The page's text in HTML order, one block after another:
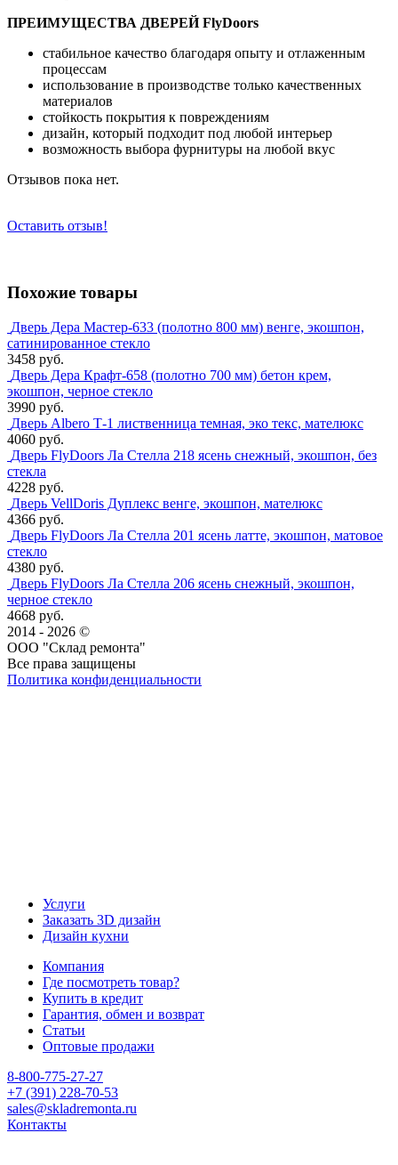
ПРЕИМУЩЕСТВА ДВЕРЕЙ FlyDoors
стабильное качество благодаря опыту и отлаженным
процессам
использование в производстве только качественных
материалов
стойкость покрытия к повреждениям
дизайн, который подходит под любой интерьер
возможность выбора фурнитуры на любой вкус
Отзывов пока нет.
Оставить отзыв!
Похожие товары
Дверь Дера Мастер-633 (полотно 800 мм) венге, экошпон,
сатинированное стекло
3458 руб.
Дверь Дера Крафт-658 (полотно 700 мм) бетон крем,
экошпон, черное стекло
3990 руб.
Дверь Albero Т-1 лиственница темная, эко текс, мателюкс
4060 руб.
Дверь FlyDoors Ла Стелла 218 ясень снежный, экошпон, без
стекла
4228 руб.
Дверь VellDoris Дуплекс венге, экошпон, мателюкс
4366 руб.
Дверь FlyDoors Ла Стелла 201 ясень латте, экошпон, матовое
стекло
4380 руб.
Дверь FlyDoors Ла Стелла 206 ясень снежный, экошпон,
черное стекло
4668 руб.
2014 - 2026 ©
ООО "Склад ремонта"
Все права защищены
Политика конфиденциальности
Услуги
Заказать 3D дизайн
Дизайн кухни
Компания
Где посмотреть товар?
Купить в кредит
Гарантия, обмен и возврат
Статьи
Оптовые продажи
8-800-775-27-27
+7 (391) 228-70-53
sales@skladremonta.ru
Контакты